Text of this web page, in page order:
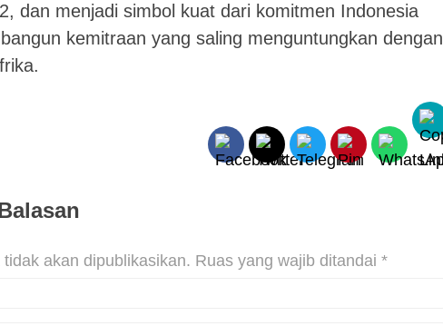
dan menjadi simbol kuat dari komitmen Indonesia
kemitraan yang saling menguntungkan dengan
akan dipublikasikan. Ruas yang wajib ditandai *